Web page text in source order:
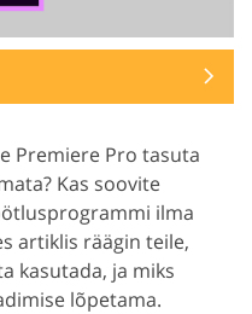
Premiere Pro tasuta
Kas soovite
ilma
artiklis räägin teile,
kasutada, ja miks
lõpetama.